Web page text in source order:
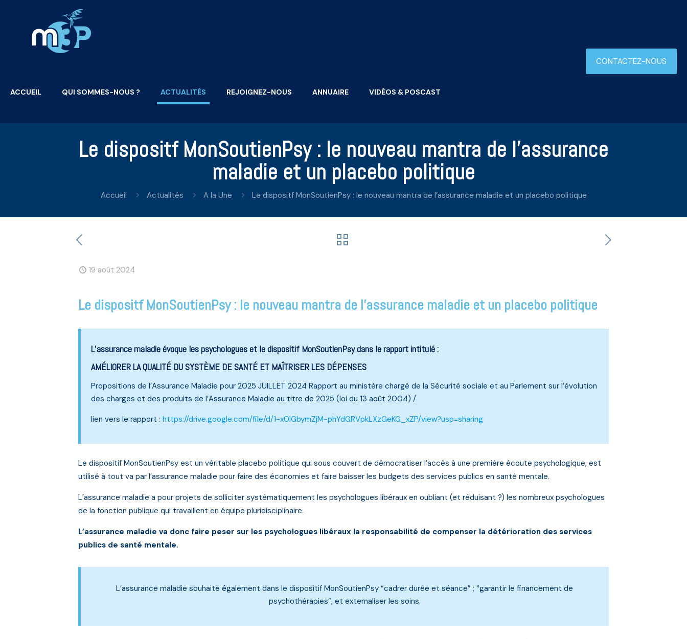
ACCUEIL QUI SOMMES-NOUS ? ACTUALITÉS REJOIGNEZ-NOUS ANNUAIRE VIDÉOS & POSCAST
CONTACTEZ-NOUS
Le dispositf MonSoutienPsy : le nouveau mantra de l’assurance
maladie et un placebo politique
Accueil Actualités A la Une Le dispositf MonSoutienPsy : le nouveau mantra de l’assurance maladie et un placebo politique
19 août 2024
Le dispositf MonSoutienPsy : le nouveau mantra de l’assurance maladie et un placebo politique
L’assurance maladie évoque les psychologues et le dispositif MonSoutienPsy dans le rapport intitulé :
AMÉLIORER LA QUALITÉ DU SYSTÈME DE SANTÉ ET MAÎTRISER LES DÉPENSES
Propositions de l’Assurance Maladie pour 2025 JUILLET 2024 Rapport au ministère chargé de la Sécurité sociale et au Parlement sur l’évolution
des charges et des produits de l’Assurance Maladie au titre de 2025 (loi du 13 août 2004) /
lien vers le rapport : https://drive.google.com/file/d/1-x0lGbymZjM-phYdGRVpkLXzGeKG_xZP/view?usp=sharing
Le dispositif MonSoutienPsy est un véritable placebo politique qui sous couvert de démocratiser l’accès à une première écoute psychologique, est
utilisé à tout va par l’assurance maladie pour faire des économies et faire baisser les budgets des services publics en santé mentale.
L’assurance maladie a pour projets de solliciter systématiquement les psychologues libéraux en oubliant (et réduisant ?) les nombreux psychologues
de la fonction publique qui travaillent en équipe pluridisciplinaire.
L’assurance maladie va donc faire peser sur les psychologues libéraux la responsabilité de compenser la détérioration des services
publics de santé mentale.
L’assurance maladie souhaite également dans le dispositif MonSoutienPsy “cadrer durée et séance” ; “garantir le financement de
psychothérapies”, et externaliser les soins.